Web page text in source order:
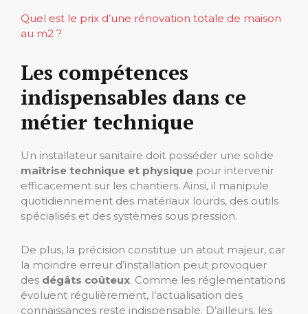
Quel est le prix d’une rénovation totale de maison
au m2 ?
Les compétences
indispensables dans ce
métier technique
Un installateur sanitaire doit posséder une solide
maîtrise technique et physique pour intervenir
efficacement sur les chantiers. Ainsi, il manipule
quotidiennement des matériaux lourds, des outils
spécialisés et des systèmes sous pression.
De plus, la précision constitue un atout majeur, car
la moindre erreur d’installation peut provoquer
des dégâts coûteux. Comme les réglementations
évoluent régulièrement, l’actualisation des
connaissances reste indispensable. D’ailleurs, les